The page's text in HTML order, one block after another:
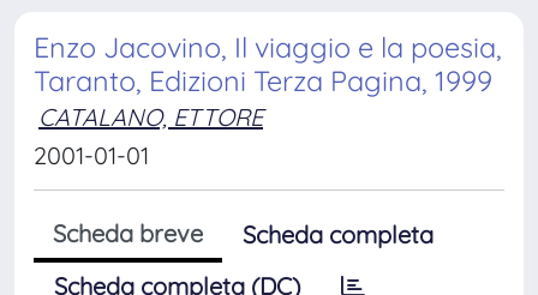
Enzo Jacovino, Il viaggio e la poesia,
Taranto, Edizioni Terza Pagina, 1999
CATALANO, ETTORE
2001-01-01
Scheda breve
Scheda completa
Scheda completa (DC)